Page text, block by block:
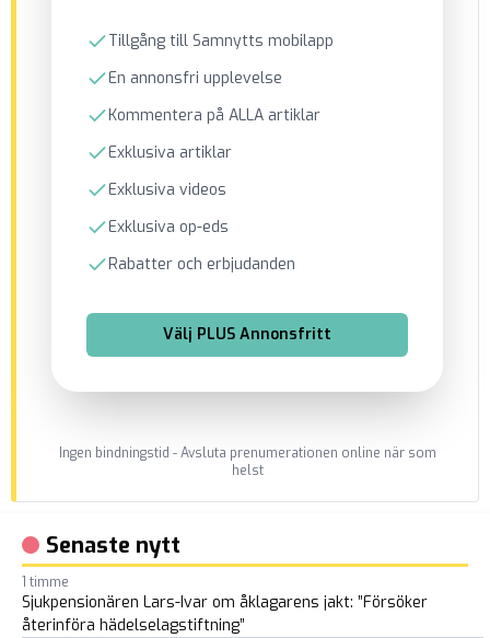
Tillgång till Samnytts mobilapp
En annonsfri upplevelse
Kommentera på ALLA artiklar
Exklusiva artiklar
Exklusiva videos
Exklusiva op-eds
Rabatter och erbjudanden
Välj PLUS Annonsfritt
Ingen bindningstid - Avsluta prenumerationen online när som
helst
Senaste nytt
1 timme
Sjukpensionären Lars-Ivar om åklagarens jakt: ”Försöker
återinföra hädelselagstiftning”